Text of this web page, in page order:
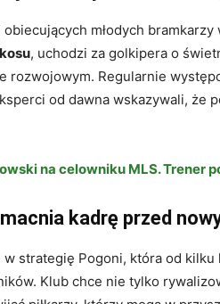
młodych bramkarzy
, uchodzi za golkipera o
rozwojowym. Regularnie
od dawna wskazywali, że
na celowniku MLS. Trener
kadrę przed
strategię Pogoni, która od kilku
Klub chce nie tylko